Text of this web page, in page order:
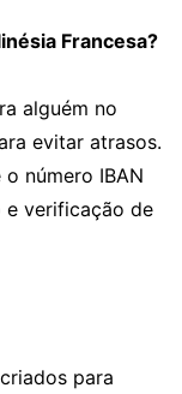
Francesa?
alguém no
evitar atrasos.
número IBAN
e verificação de
para